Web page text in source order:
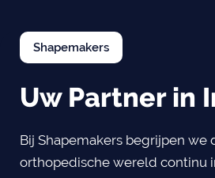
Shapemakers
Uw Partner in
Bij Shapemakers begrijpen we
orthopedische wereld continu